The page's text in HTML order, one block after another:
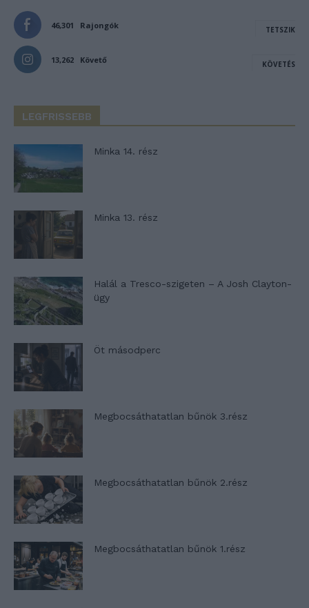
46,301 Rajongók TETSZIK
13,262 Követő KÖVETÉS
LEGFRISSEBB
Minka 14. rész
Minka 13. rész
Halál a Tresco-szigeten – A Josh Clayton-
ügy
Öt másodperc
Megbocsáthatatlan bűnök 3.rész
Megbocsáthatatlan bűnök 2.rész
Megbocsáthatatlan bűnök 1.rész